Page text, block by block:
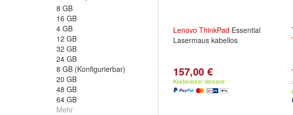
8 GB
16 GB
4 GB
12 GB
32 GB
24 GB
8 GB (Konfigurierbar)
20 GB
48 GB
64 GB
Mehr
Lenovo ThinkPad Essential
Lasermaus kabellos
157,00 €
Kostenloser Versand